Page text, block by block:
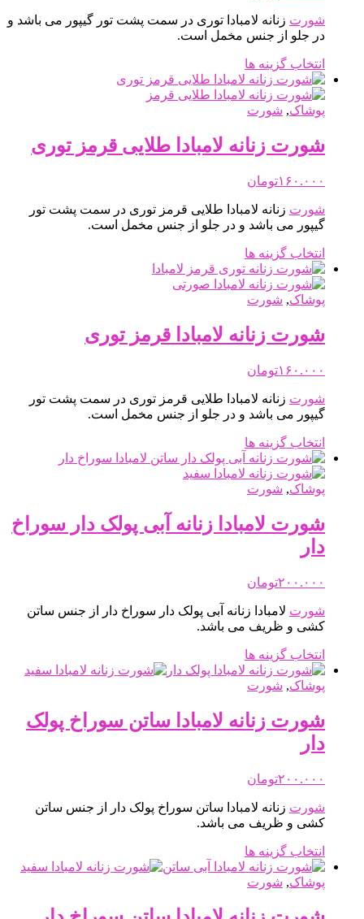
ممکن
است
در
محصول
انتخاب
شورت زنانه لامبادا توری در سمت پشت تور گیپور می باشد و
در جلو از جنس مخمل است.
انتخاب گزینه ها
محصول
دارای
می
باشد.
ممکن
است
در
محصول
انتخاب
شوند
پوشاک, شورت
شورت زنانه لامبادا طلایی قرمز توری
۱۶۰.۰۰۰تومان
شورت زنانه لامبادا طلایی قرمز توری در سمت پشت تور
گیپور می باشد و در جلو از جنس مخمل است.
انتخاب گزینه ها
محصول
دارای
می
باشد.
ممکن
است
در
محصول
انتخاب
شوند
پوشاک, شورت
شورت زنانه لامبادا قرمز توری
۱۶۰.۰۰۰تومان
شورت زنانه لامبادا طلایی قرمز توری در سمت پشت تور
گیپور می باشد و در جلو از جنس مخمل است.
انتخاب گزینه ها
محصول
دارای
می
باشد.
در
صفحه
انتخاب
شوند
پوشاک, شورت
شورت لامبادا زنانه آبی پولک دار سوراخ
دار
۲۰۰.۰۰۰تومان
شورت لامبادا زنانه آبی پولک دار سوراخ دار از جنس ساتن
کشی و ظریف می باشد.
انتخاب گزینه ها
محصول
مختلفی
می
است
در
محصول
انتخاب
پوشاک, شورت
شورت زنانه لامبادا ساتن سوراخ پولک
دار
۲۰۰.۰۰۰تومان
شورت زنانه لامبادا ساتن سوراخ پولک دار از جنس ساتن
کشی و ظریف می باشد.
انتخاب گزینه ها
محصول
مختلفی
پوشاک, شورت